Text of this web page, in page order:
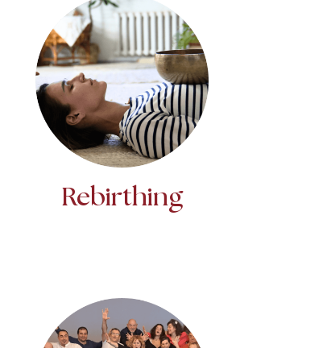
Rebirthing